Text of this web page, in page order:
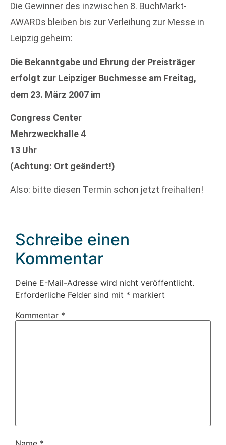
Die Gewinner des inzwischen 8. BuchMarkt-
AWARDs bleiben bis zur Verleihung zur Messe in
Leipzig geheim:
Die Bekanntgabe und Ehrung der Preisträger
erfolgt zur Leipziger Buchmesse am Freitag,
dem 23. März 2007 im
Congress Center
Mehrzweckhalle 4
13 Uhr
(Achtung: Ort geändert!)
Also: bitte diesen Termin schon jetzt freihalten!
Schreibe einen
Kommentar
Deine E-Mail-Adresse wird nicht veröffentlicht.
Erforderliche Felder sind mit * markiert
Kommentar *